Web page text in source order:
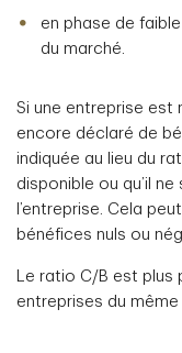
en phase de
du marché.
Si une entreprise est
encore déclaré de
indiquée au lieu du
disponible ou qu’il
l’entreprise. Cela
bénéfices nuls ou
Le ratio C/B est plus
entreprises du même